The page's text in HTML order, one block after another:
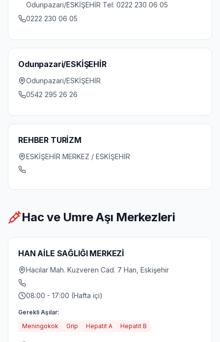
Odunpazari/ESKİŞEHİR Tel: 0222 230 06 05
0222 230 06 05
Odunpazari/ESKİŞEHİR
Odunpazari/ESKİŞEHİR
0542 295 26 26
REHBER TURİZM
ESKİŞEHİR MERKEZ / ESKİŞEHİR
Hac ve Umre Aşı Merkezleri
HAN AİLE SAĞLIĞI MERKEZİ
Hacılar Mah. Kuzveren Cad. 7 Han, Eskişehir
08:00 - 17:00 (Hafta içi)
Gerekli Aşılar:
Meningokok
Grip Hepatit A Hepatit B